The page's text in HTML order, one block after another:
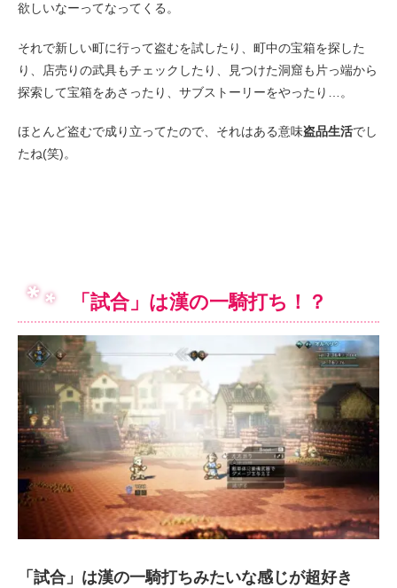
欲しいなーってなってくる。
それで新しい町に行って盗むを試したり、町中の宝箱を探した
り、店売りの武具もチェックしたり、見つけた洞窟も片っ端から
探索して宝箱をあさったり、サブストーリーをやったり…。
ほとんど盗むで成り立ってたので、それはある意味盗品生活でし
たね(笑)。
「試合」は漢の一騎打ち！？
「試合」は漢の一騎打ちみたいな感じが超好き